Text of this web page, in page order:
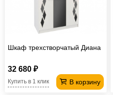
Шкаф трехстворчатый Диана
32 680 ₽
В корзину
Купить в 1 клик